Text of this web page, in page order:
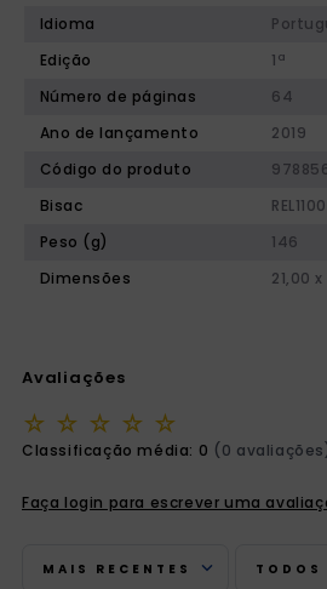
Idioma
Edição
1ª
Número de páginas
64
Ano de lançamento
2019
Código do produto
Bisac
Peso (g)
146
Dimensões
21,00 x
Avaliações
☆ ☆ ☆ ☆ ☆
Classificação média: 0 (0
Faça login para escrever uma
MAIS RECENTES TODOS